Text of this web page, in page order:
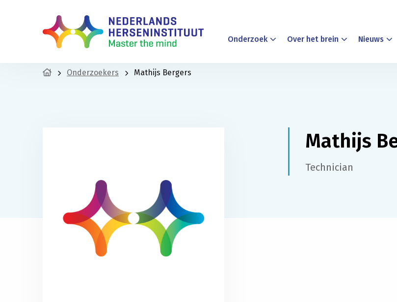
Onderzoek Over het brein Nieuws
Onderzoekers Mathijs Bergers
Mathijs
Technician